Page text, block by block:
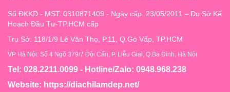
Số ĐKKD - MST: 0310871409 - Ngày cấp: 23/05/2011 – Do Sở Kế
Hoạch Đầu Tư-TP.HCM cấp
Trụ Sở: 118/1/9 Lê Văn Thọ, P.11, Q.Gò Vấp, TP.HCM
VP Hà Nội: Số 4 Ngõ 379/7 Đội Cấn, P. Liễu Giai, Q.Ba Đình, Hà Nội
Tel: 028.2211.0099 - Hotline/Zalo: 0948.968.238
Website: https://diachilamdep.net/